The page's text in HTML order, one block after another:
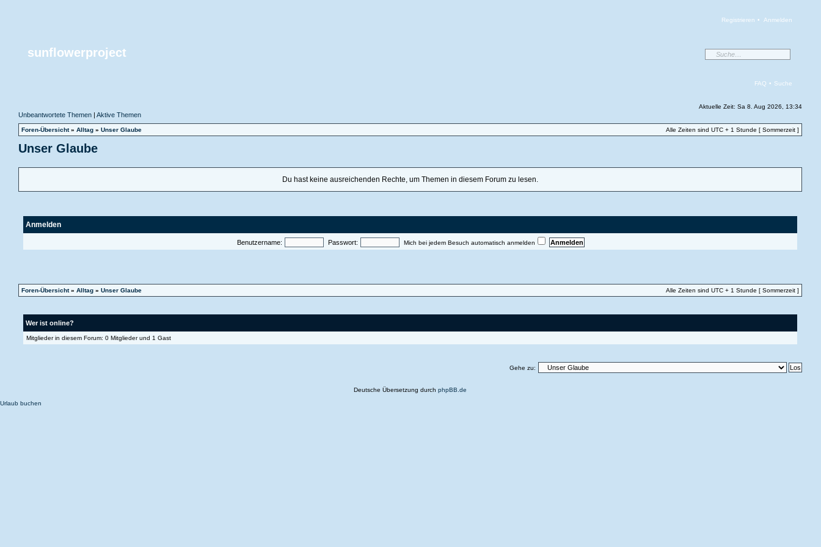
Registrieren • Anmelden
sunflowerproject
FAQ • Suche
Aktuelle Zeit: Sa 8. Aug 2026, 13:34
Unbeantwortete Themen |Aktive Themen
Foren-Übersicht»Alltag »Unser Glaube Alle Zeiten sind UTC + 1 Stunde [ Sommerzeit ]
Unser Glaube
Du hast keine ausreichenden Rechte, um Themen in diesem Forum zu lesen.
Anmelden
Benutzername: Passwort: Mich bei jedem Besuch automatisch anmelden
Foren-Übersicht»Alltag »Unser Glaube Alle Zeiten sind UTC + 1 Stunde [ Sommerzeit ]
Wer ist online?
Mitglieder in diesem Forum: 0 Mitglieder und 1 Gast
Gehe zu:
Deutsche Übersetzung durchphpBB.de
Urlaub buchen